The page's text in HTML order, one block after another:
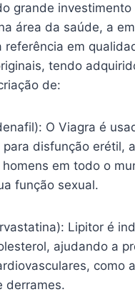
grande investimento
área da saúde, a
referência em
tendo
de:
O Viagra é
disfunção erétil,
em todo o
função sexual.
Lipitor é
ajudando a
como
derrames.